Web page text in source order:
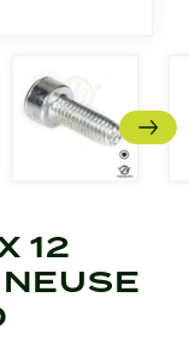
12